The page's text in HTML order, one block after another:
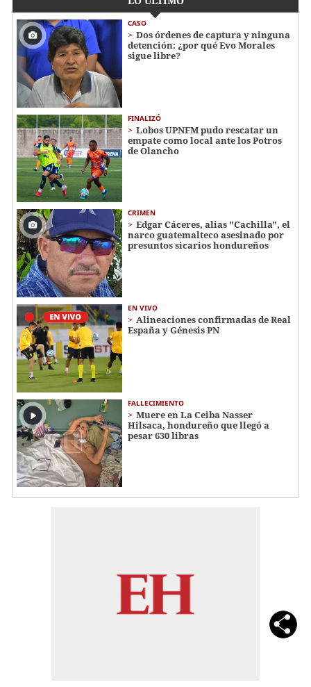
CASO
Dos órdenes de captura y ninguna
detención: ¿por qué Evo Morales
sigue libre?
FINALIZÓ
Lobos UPNFM pudo rescatar un
empate como local ante los Potros
de Olancho
CRIMEN
Edgar Cáceres, alias "Cachilla", el
narco guatemalteco asesinado por
presuntos sicarios hondureños
EN VIVO
Alineaciones confirmadas de Real
España y Génesis PN
FALLECIMIENTO
Muere en La Ceiba Nasser
Hilsaca, hondureño que llegó a
pesar 630 libras